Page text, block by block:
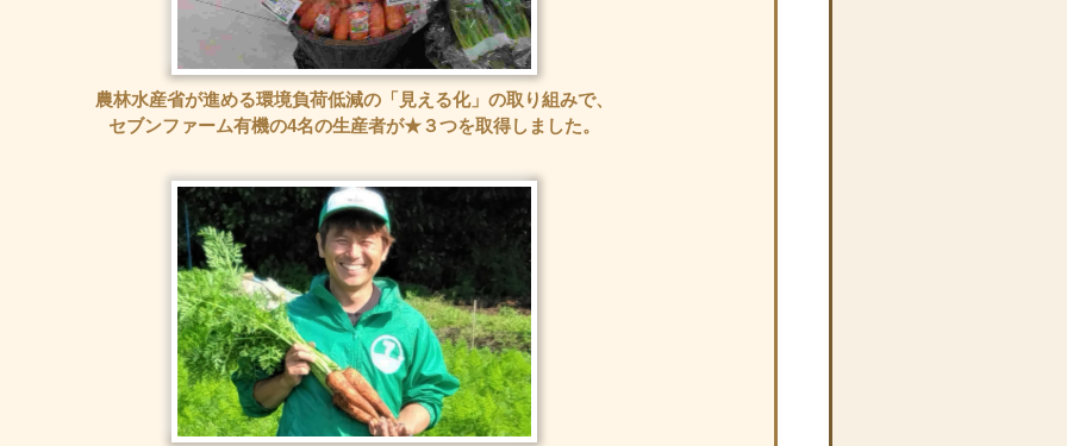
農林水産省が進める環境負荷低減の「見える化」の取り組みで、
セブンファーム有機の4名の生産者が★３つを取得しました。